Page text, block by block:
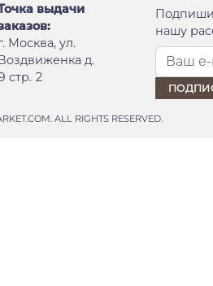
выдачи
Москва, ул.
д.
стр. 2
нашу
ALL RIGHTS RESERVED.